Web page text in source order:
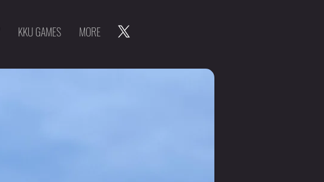
KKU GAMES MORE